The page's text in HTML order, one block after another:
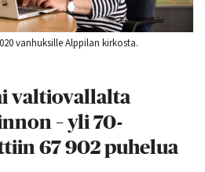
vanhuksille Alppilan kirkosta.
valtiovallalta
– yli 70-
67 902 puhelua